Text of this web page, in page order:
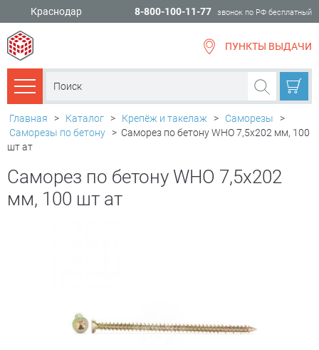
Краснодар 8-800-100-11-77 звонок по РФ бесплатный
ПУНКТЫ ВЫДАЧИ
Каталог товаров
Главная > Каталог > Крепёж и такелаж > Саморезы
>
Саморезы по бетону > Саморез по бетону WHO 7,5х202 мм, 100
шт ат
Саморез по бетону WHO 7,5х202
мм, 100 шт ат